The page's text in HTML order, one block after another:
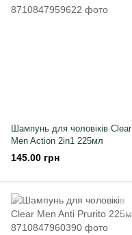
Шампунь для чоловіків Clear
Men Action 2in1 225мл
145.00 грн